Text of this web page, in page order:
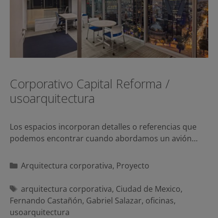
Corporativo Capital Reforma /
usoarquitectura
Los espacios incorporan detalles o referencias que
podemos encontrar cuando abordamos un avión…
Categorías
Arquitectura corporativa, Proyecto
Etiquetas
arquitectura corporativa, Ciudad de Mexico,
Fernando Castañón, Gabriel Salazar, oficinas,
usoarquitectura